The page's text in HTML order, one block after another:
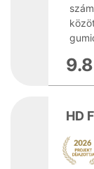
9.8
HD